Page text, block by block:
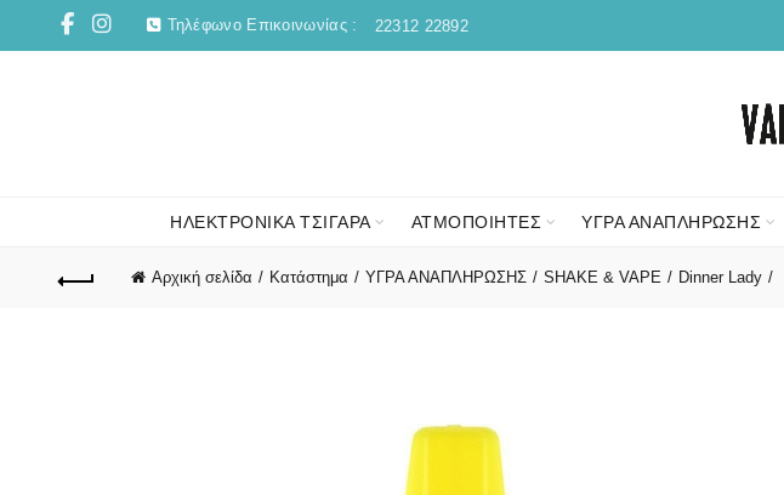
Τηλέφωνο Επικοινωνίας : 22312 22892
ΗΛΕΚΤΡΟΝΙΚΑ ΤΣΙΓΑΡΑ ΑΤΜΟΠΟΙΗΤΕΣ ΥΓΡΑ ΑΝΑΠΛΗΡΩΣΗΣ
Αρχική σελίδα Κατάστημα ΥΓΡΑ ΑΝΑΠΛΗΡΩΣΗΣ SHAKE & VAPE Dinner Lady